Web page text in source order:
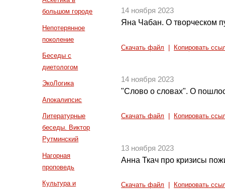
большом городе
Непотерянное
поколение
Беседы с
диетологом
ЭкоЛогика
Апокалипсис
Литературные
беседы. Виктор
Рутминский
Нагорная
проповедь
Культура и
14 ноября 2023
Яна Чабан. О творческом
Скачать файл Копировать
14 ноября 2023
"Слово о словах". О
Скачать файл Копировать
13 ноября 2023
Анна Ткач про кризисы
Скачать файл Копировать